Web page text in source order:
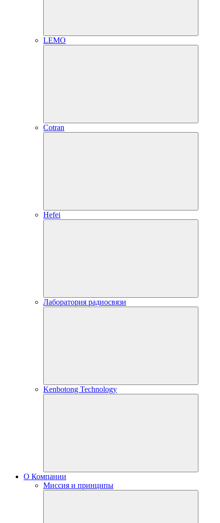
LEMO
Cotran
Hefei
Лаборатория радиосвязи
Kenbotong Technology
О Компании
Миссия и принципы